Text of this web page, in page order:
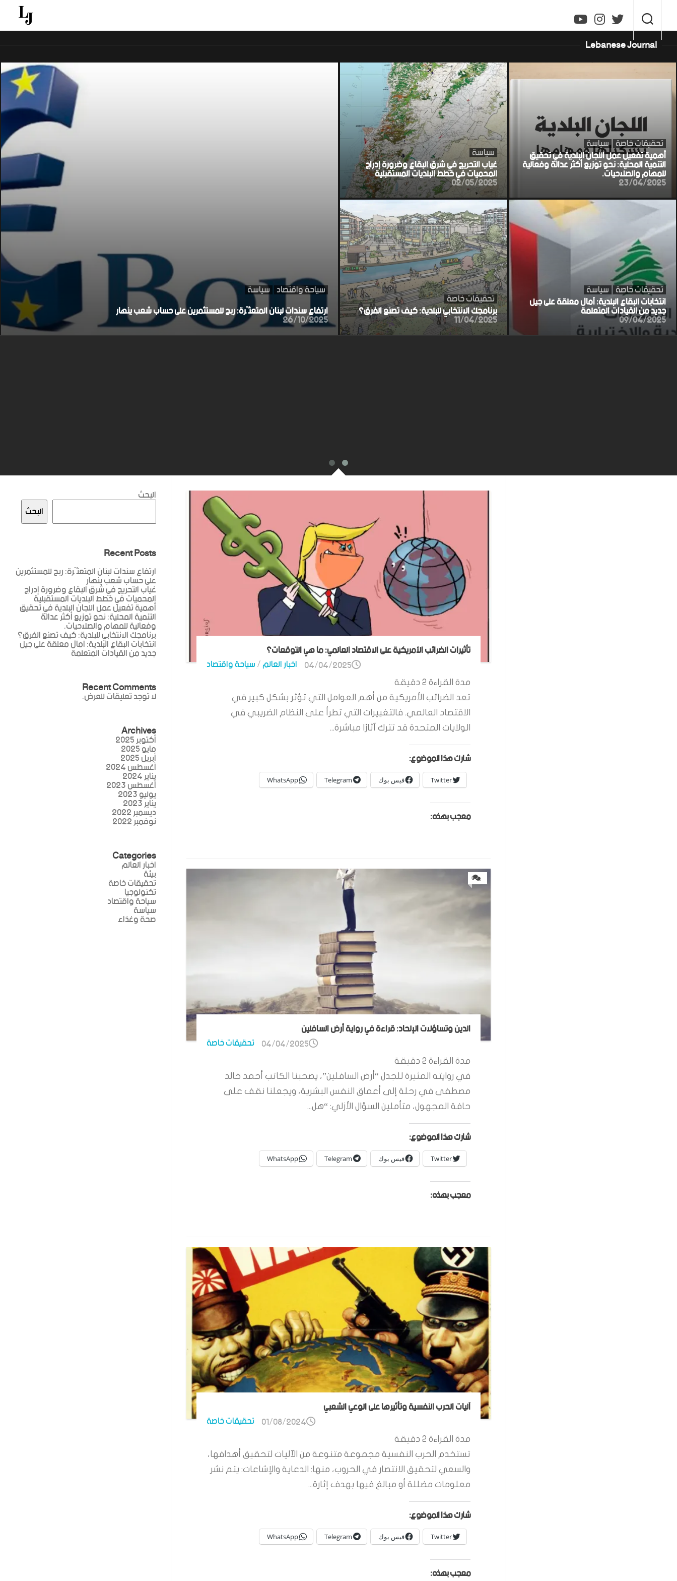
content
Lebanese Journal
سياحة واقتصاد سياسة
ارتفاع سندات لبنان المتعثّرة: ربح للمستثمرين على حساب شعب ينهار
26/10/2025
سياسة
غياب التحريج في شرق البقاع وضرورة إدراج
المحميات في خطط البلديات المستقبلية
02/05/2025
تحقيقات خاصة سياسة
أهمية تفعيل عمل اللجان البلدية في تحقيق
التنمية المحلية: نحو توزيع أكثر عدالة وفعالية
للمهام والصلاحيات.
23/04/2025
تحقيقات خاصة
برنامجك الانتخابي للبلدية: كيف تصنع الفرق؟
11/04/2025
تحقيقات خاصة سياسة
انتخابات البقاع البلدية: آمال معلقة على جيل
جديد من القيادات المتعلمة
09/04/2025
تأثيرات الضرائب الأمريكية على الاقتصاد العالمي: ما هي التوقعات؟
اخبار العالم/سياحة واقتصاد 04/04/2025
مدة القراءة 2 دقيقة
تعد الضرائب الأمريكية من أهم العوامل التي تؤثر بشكل كبير في
الاقتصاد العالمي. فالتغييرات التي تطرأ على النظام الضريبي في
الولايات المتحدة قد تترك آثارًا مباشرة...
شارك هذا الموضوع:
Twitter فيس بوك Telegram
WhatsApp
معجب بهذه:
0
الدين وتساؤلات الإلحاد: قراءة في رواية أرض السافلين
تحقيقات خاصة 04/04/2025
مدة القراءة 2 دقيقة
في روايته المثيرة للجدل “أرض السافلين”، يصحبنا الكاتب أحمد خالد
مصطفى في رحلة إلى أعماق النفس البشرية، ويجعلنا نقف على
حافة المجهول، متأملين السؤال الأزلي: “هل...
شارك هذا الموضوع:
Twitter فيس بوك Telegram
WhatsApp
معجب بهذه:
آليات الحرب النفسية وتأثيرها على الوعي الشعبي
تحقيقات خاصة 01/08/2024
مدة القراءة 2 دقيقة
تستخدم الحرب النفسية مجموعة متنوعة من الآليات لتحقيق أهدافها،
والسعي لتحقيق الانتصار في الحروب، منها: الدعاية والإشاعات: يتم نشر
معلومات مضللة أو مبالغ فيها بهدف إثارة...
شارك هذا الموضوع:
Twitter فيس بوك Telegram
WhatsApp
معجب بهذه:
البحث
البحث
Recent Posts
ارتفاع سندات لبنان المتعثّرة: ربح للمستثمرين
على حساب شعب ينهار
غياب التحريج في شرق البقاع وضرورة إدراج
المحميات في خطط البلديات المستقبلية
أهمية تفعيل عمل اللجان البلدية في تحقيق
التنمية المحلية: نحو توزيع أكثر عدالة
وفعالية للمهام والصلاحيات.
برنامجك الانتخابي للبلدية: كيف تصنع الفرق؟
انتخابات البقاع البلدية: آمال معلقة على جيل
جديد من القيادات المتعلمة
Recent Comments
لا توجد تعليقات للعرض.
Archives
أكتوبر 2025
مايو 2025
أبريل 2025
أغسطس 2024
يناير 2024
أغسطس 2023
يوليو 2023
يناير 2023
ديسمبر 2022
نوفمبر 2022
Categories
اخبار العالم
بيئة
تحقيقات خاصة
تكنولوجيا
سياحة واقتصاد
سياسة
صحة وغذاء